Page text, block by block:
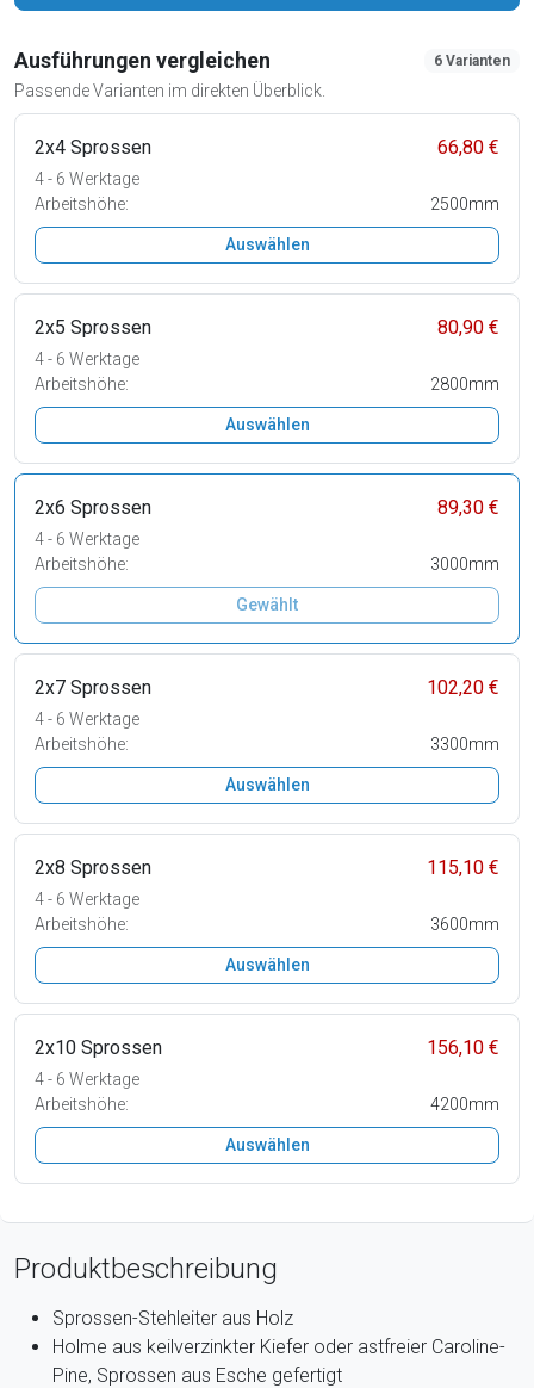
Ausführungen vergleichen
Passende Varianten im direkten Überblick.
6 Varianten
2x4 Sprossen 66,80 €
4 - 6 Werktage
Arbeitshöhe:
2500mm
Auswählen
2x5 Sprossen 80,90 €
4 - 6 Werktage
Arbeitshöhe:
2800mm
Auswählen
2x6 Sprossen 89,30 €
4 - 6 Werktage
Arbeitshöhe:
3000mm
Gewählt
2x7 Sprossen 102,20 €
4 - 6 Werktage
Arbeitshöhe:
3300mm
Auswählen
2x8 Sprossen 115,10 €
4 - 6 Werktage
Arbeitshöhe:
3600mm
Auswählen
2x10 Sprossen 156,10 €
4 - 6 Werktage
Arbeitshöhe:
4200mm
Auswählen
Produktbeschreibung
Sprossen-Stehleiter aus Holz
Holme aus keilverzinkter Kiefer oder astfreier Caroline-
Pine, Sprossen aus Esche gefertigt